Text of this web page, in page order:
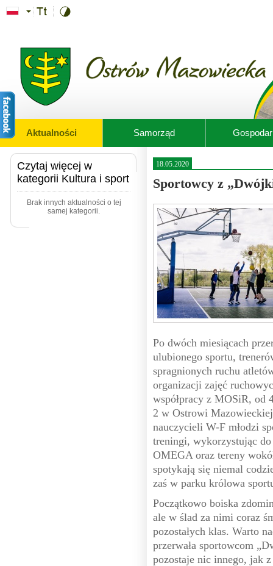
Przejdź do treści
Aktualności Samorząd
Czytaj więcej w
kategorii Kultura i sport
Brak innych aktualności o tej
samej kategorii.
18.05.2020
Sportowcy z
Po dwóch miesiącach
ulubionego sportu,
spragnionych ruchu
organizacji zajęć
współpracy z MOSiR, od
2 w Ostrowi
nauczycieli W-F młodzi
treningi, wykorzystując
OMEGA oraz tereny
spotykają się niemal
zaś w parku królowa
Początkowo boiska
ale w ślad za nimi coraz
pozostałych klas. Warto
przerwała sportowcom
pozostaje nic innego, jak